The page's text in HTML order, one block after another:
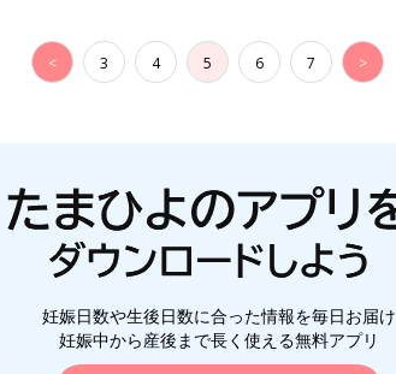
< 3 4 5 6 7 >
妊娠日数や生後日数に合った情報を毎日お届け
妊娠中から産後まで長く使える無料アプリ